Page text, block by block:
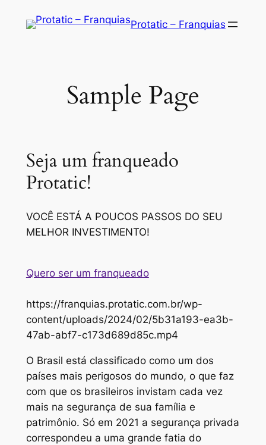
Protatic – Franquias
Sample Page
Seja um franqueado
Protatic!
VOCÊ ESTÁ A POUCOS PASSOS DO SEU
MELHOR INVESTIMENTO!
Quero ser um franqueado
https://franquias.protatic.com.br/wp-
content/uploads/2024/02/5b31a193-ea3b-
47ab-abf7-c173d689d85c.mp4
O Brasil está classificado como um dos
países mais perigosos do mundo, o que faz
com que os brasileiros invistam cada vez
mais na segurança de sua família e
patrimônio. Só em 2021 a segurança privada
correspondeu a uma grande fatia do